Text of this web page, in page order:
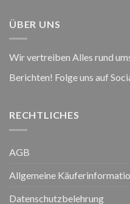
ÜBER UNS
Wir vertreiben Alles rund
Berichten! Folge uns auf
RECHTLICHES
AGB
Allgemeine
Datenschutzbelehrung